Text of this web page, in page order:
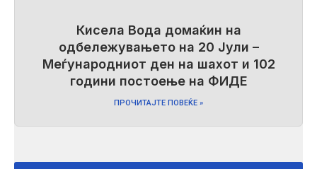
Кисела Вода домаќин на
одбележувањето на 20 Јули –
Меѓународниот ден на шахот и 102
години постоење на ФИДЕ
ПРОЧИТАЈТЕ ПОВЕЌЕ »